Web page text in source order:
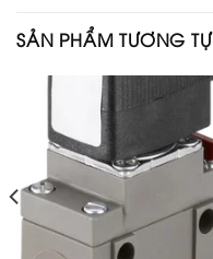
SẢN PHẨM TƯƠNG TỰ